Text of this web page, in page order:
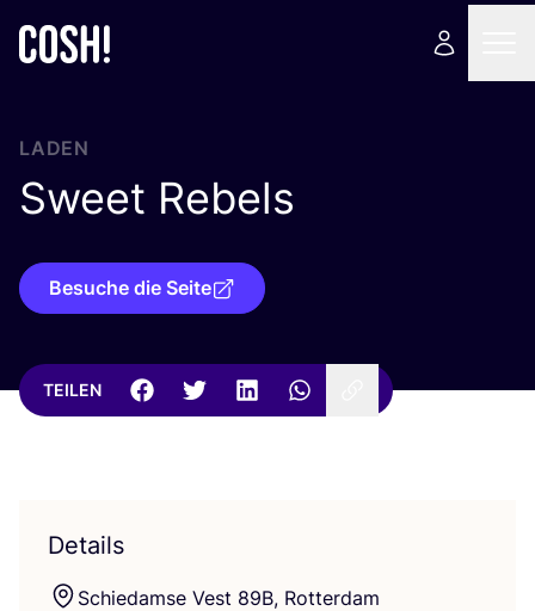
LADEN
Sweet Rebels
Besuche die Seite
TEILEN
Details
Schie­dam­se Vest 89B, Rotterdam